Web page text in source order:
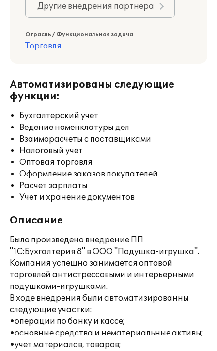
Другие внедрения партнера
Отрасль / Функциональная задача
Торговля
Автоматизированы следующие
функции:
Бухгалтерский учет
Ведение номенклатуры дел
Взаиморасчеты с поставщиками
Налоговый учет
Оптовая торговля
Оформление заказов покупателей
Расчет зарплаты
Учет и хранение документов
Описание
Было произведено внедрение ПП
"1С:Бухгалтерия 8" в ООО "Подушка-игрушка".
Компания успешно занимается оптовой
торговлей антистрессовыми и интерьерными
подушками-игрушками.
В ходе внедрения были автоматизированны
следующие участки:
•операции по банку и кассе;
•основные средства и нематериальные активы;
•учет материалов, товаров;